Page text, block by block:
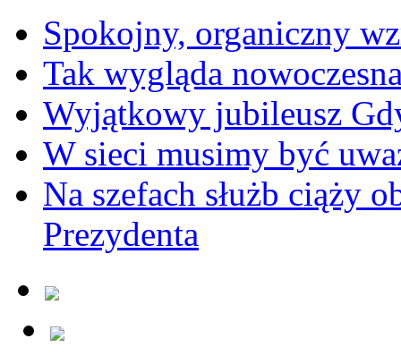
Spokojny, organiczny
Tak wygląda
Wyjątkowy jubileusz
W sieci musimy być
Na szefach służb ciąży
Prezydenta